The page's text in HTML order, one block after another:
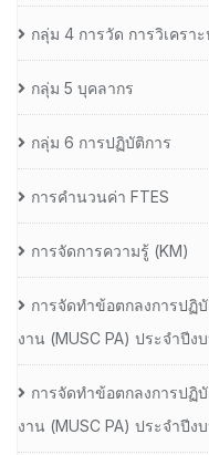
กลุ่ม 4 การวัด การวิเครา
กลุ่ม 5 บุคลากร
กลุ่ม 6 การปฏิบัติการ
การคำนวนค่า FTES
การจัดการความรู้ (KM)
การจัดทำข้อตกลงการป
งาน (MUSC PA) ประจำปี
การจัดทำข้อตกลงการป
งาน (MUSC PA) ประจำปี